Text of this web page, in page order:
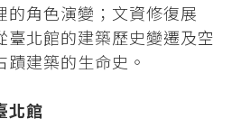
的角色演變；文資修復展
臺北館的建築歷史變遷及空
蹟建築的生命史。
北館